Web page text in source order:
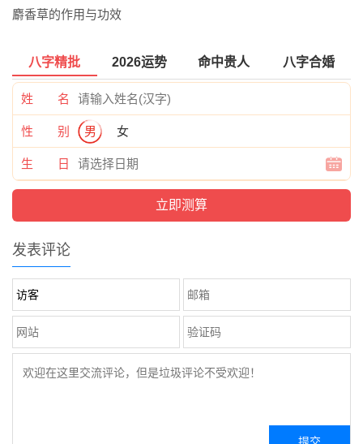
麝香草的作用与功效
八字精批 2026运势 命中贵人 八字合婚
姓 名
性 别 男 女
生 日
发表评论